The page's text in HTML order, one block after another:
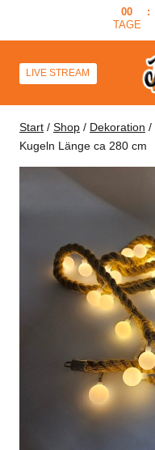
00
TAGE
:
LIVE STREAM
Start / Shop / Dekoration /
Kugeln Länge ca 280 cm